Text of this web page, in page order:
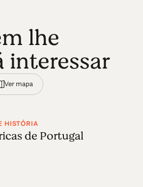
lhe
interessar
Ver mapa
HISTÓRIA
de Portugal